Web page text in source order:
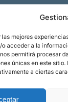
las mejores
o acceder a la
permitirá procesar
únicas en este
a ciertas
Política
Política